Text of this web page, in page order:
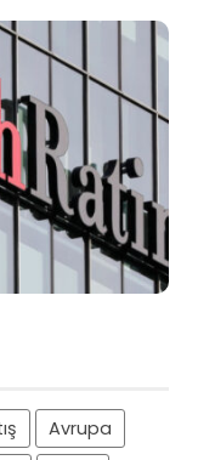
Avrupa